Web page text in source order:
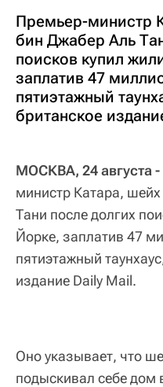
Премьер-министр
бин Джабер Аль
поисков купил
заплатив 47
пятиэтажный
британское
МОСКВА, 24 августа
министр Катара,
Тани после долгих
Йорке, заплатив 47
пятиэтажный
издание Daily Mail.
Оно указывает, что
подыскивал себе